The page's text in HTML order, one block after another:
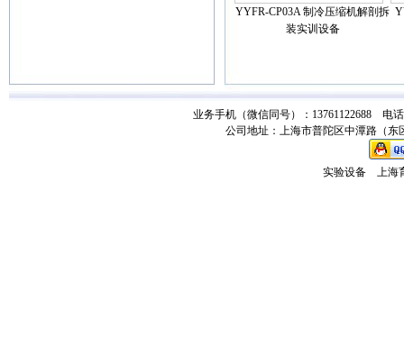
YYFR-CP03A 制冷压缩机解剖拆
装实训设备
业务手机（微信同号）：13761122688 电
公司地址：上海市普陀区中潭路（
实验设备 上海